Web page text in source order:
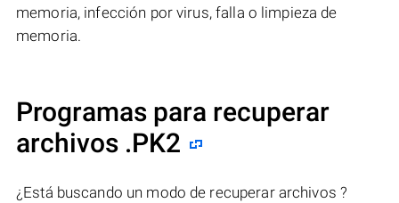
memoria, infección por virus, falla o limpieza de
memoria.
Programas para recuperar
archivos .PK2
¿Está buscando un modo de recuperar archivos ?